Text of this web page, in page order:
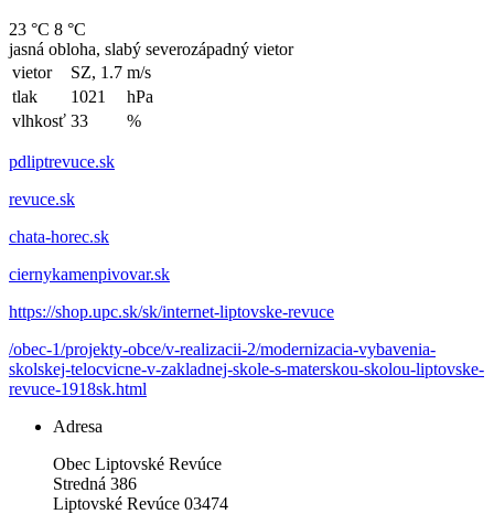
23 °C 8 °C
jasná obloha, slabý severozápadný vietor
vietor
SZ, 1.7 m/s
tlak
1021
hPa
vlhkosť 33 %
pdliptrevuce.sk
revuce.sk
chata-horec.sk
ciernykamenpivovar.sk
https://shop.upc.sk/sk/internet-liptovske-revuce
/obec-1/projekty-obce/v-realizacii-2/modernizacia-vybavenia-
skolskej-telocvicne-v-zakladnej-skole-s-materskou-skolou-liptovske-
revuce-1918sk.html
Adresa
Obec Liptovské Revúce
Stredná 386
Liptovské Revúce 03474